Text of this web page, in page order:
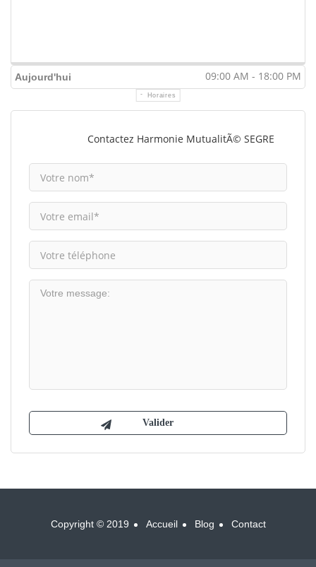
Aujourd'hui 09:00 AM - 18:00 PM
Horaires
Contactez Harmonie MutualitÃ© SEGRE
Copyright © 2019 Accueil Blog Contact